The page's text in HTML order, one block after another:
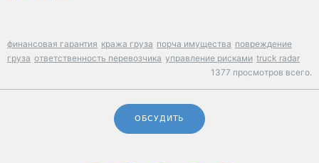
финансовая гарантия кража груза порча имущества повреждение
груза ответственность перевозчика управление рисками truck radar
1377 просмотров всего.
ОБСУДИТЬ